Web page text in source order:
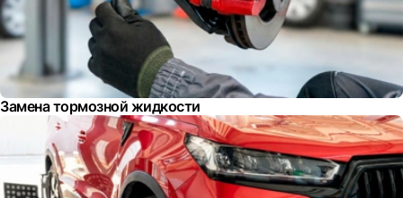
Замена тормозной жидкости